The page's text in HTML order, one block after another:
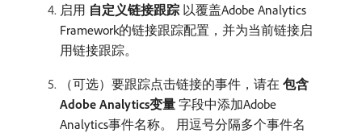
启用​ 自定义链接跟踪 ​以覆盖Adobe Analytics
Framework的链接跟踪配置，并为当前链接启
用链接跟踪。
（可选）要跟踪点击链接的事件，请在​ 包含
Adobe Analytics变量 ​字段中添加Adobe
Analytics事件名称。 用逗号分隔多个事件名